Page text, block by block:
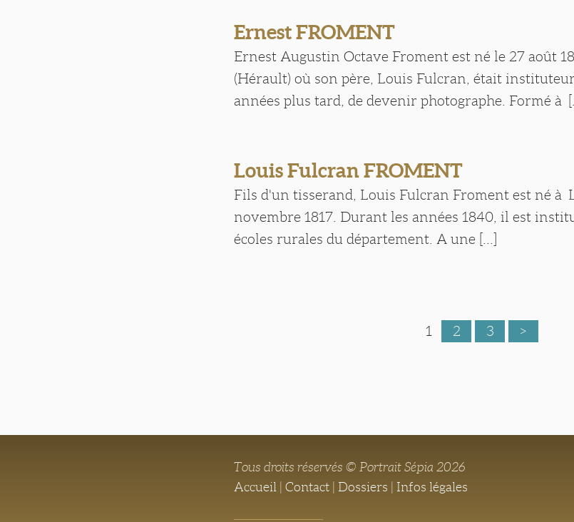
Ernest FROMENT
Ernest Augustin Octave Froment est né le 27 août
(Hérault) où son père, Louis Fulcran, était
années plus tard, de devenir photographe. Formé à
Louis Fulcran FROMENT
Fils d'un tisserand, Louis Fulcran Froment est né à
novembre 1817. Durant les années 1840, il est
écoles rurales du département. A une [...]
1 2 3 >
Tous droits réservés © Portrait Sépia 2026
Accueil
|Contact Dossiers Infos légales